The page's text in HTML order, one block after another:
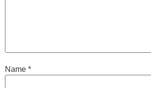
Name *